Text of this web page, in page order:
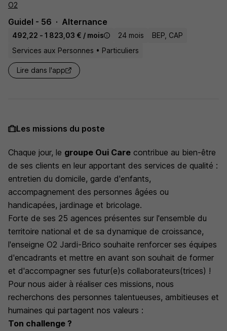
O2
Guidel - 56 Alternance
492,22 - 1 823,03 € / mois 24 mois
BEP, CAP
Services aux Personnes • Particuliers
Lire dans l'app
Les missions du poste
Chaque jour, le groupe Oui Care contribue au bien-être
de ses clients en leur apportant des services de qualité :
entretien du domicile, garde d'enfants,
accompagnement des personnes âgées ou
handicapées, jardinage et bricolage.
Forte de ses 25 agences présentes sur l'ensemble du
territoire national et de sa dynamique de croissance,
l'enseigne O2 Jardi-Brico souhaite renforcer ses équipes
d'encadrants et mettre en avant son souhait de former
et d'accompagner ses futur(e)s collaborateurs(trices) !
Pour nous aider à réaliser ces missions, nous
recherchons des personnes talentueuses, ambitieuses et
humaines qui partagent nos valeurs :
Ton challenge ?